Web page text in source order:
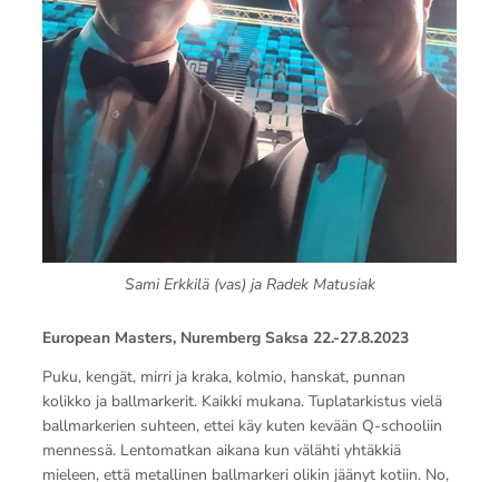
Sami Erkkilä (vas) ja Radek Matusiak
European Masters, Nuremberg Saksa 22.-27.8.2023
Puku, kengät, mirri ja kraka, kolmio, hanskat, punnan
kolikko ja ballmarkerit. Kaikki mukana. Tuplatarkistus vielä
ballmarkerien suhteen, ettei käy kuten kevään Q-schooliin
mennessä. Lentomatkan aikana kun välähti yhtäkkiä
mieleen, että metallinen ballmarkeri olikin jäänyt kotiin. No,